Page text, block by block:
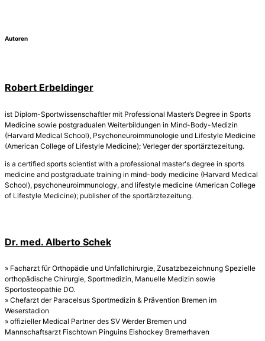
Autoren
Robert Erbeldinger
ist Diplom-Sportwissenschaftler mit Professional Master’s Degree in Sports
Medicine sowie postgradualen Weiterbildungen in Mind-Body-Medizin
(Harvard Medical School), Psychoneuroimmunologie und Lifestyle Medicine
(American College of Lifestyle Medicine); Verleger der sportärztezeitung.
is a certified sports scientist with a professional master's degree in sports
medicine and postgraduate training in mind-body medicine (Harvard Medical
School), psychoneuroimmunology, and lifestyle medicine (American College
of Lifestyle Medicine); publisher of the sportärztezeitung.
Dr. med. Alberto Schek
» Facharzt für Orthopädie und Unfallchirurgie, Zusatzbezeichnung Spezielle
orthopädische Chirurgie, Sportmedizin, Manuelle Medizin sowie
Sportosteopathie DO.
» Chefarzt der Paracelsus Sportmedizin & Prävention Bremen im
Weserstadion
» offizieller Medical Partner des SV Werder Bremen und
Mannschaftsarzt Fischtown Pinguins Eishockey Bremerhaven